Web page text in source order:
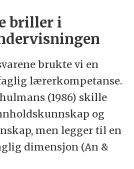
briller i
brukte vi en
lærerkompetanse.
(1986) skille
og
men legger til en
dimensjon (An &